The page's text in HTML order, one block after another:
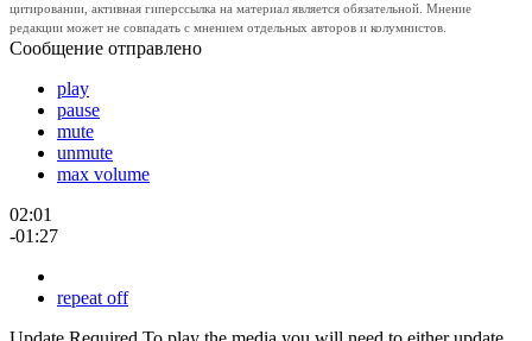
цитировании, активная гиперссылка на материал является обязательной. Мнение
редакции может не совпадать с мнением отдельных авторов и колумнистов.
Сообщение отправлено
play
pause
mute
unmute
max volume
02:01
-01:27
repeat off